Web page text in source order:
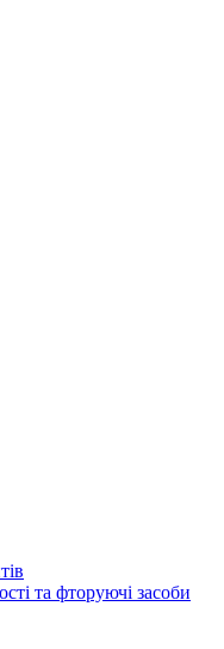
та фторуючі засоби